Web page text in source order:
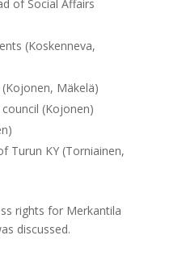
of Social Affairs
(Koskenneva,
Mäkelä)
(Kojonen)
Turun KY (Torniainen,
rights for Merkantila
discussed.